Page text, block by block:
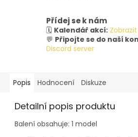
Přídej se k nám
🗓️ Kalendář akcí:
💬 Připojte se do naší
Discord server
Popis Hodnocení Diskuze
Detailní popis produktu
Balení obsahuje: 1 model